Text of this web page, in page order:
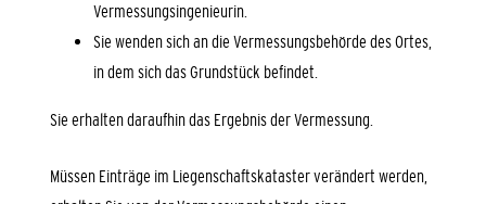
Vermessungsingenieurin.
Sie wenden sich an die Vermessungsbehörde des Ortes,
in dem sich das Grundstück befindet.
Sie erhalten daraufhin das Ergebnis der Vermessung.
Müssen Einträge im Liegenschaftskataster verändert werden,